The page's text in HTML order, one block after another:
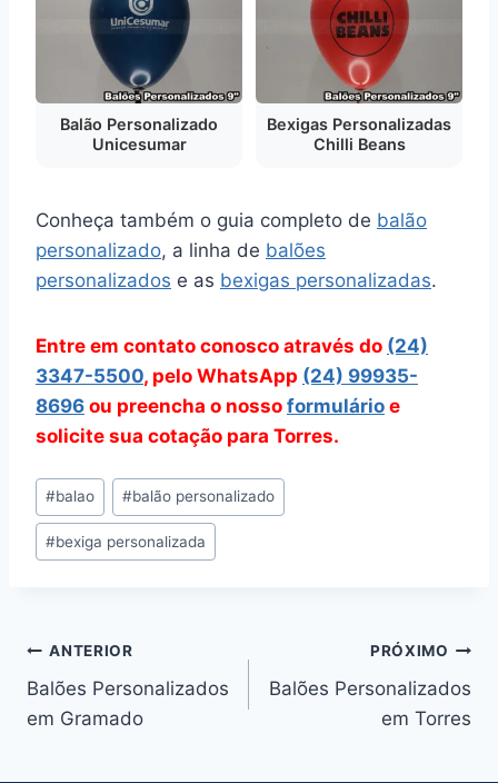
Balão Personalizado
Unicesumar
Bexigas Personalizadas
Chilli Beans
Conheça também o guia completo de balão
personalizado, a linha de balões
personalizados e as bexigas personalizadas.
Entre em contato conosco através do (24)
3347-5500, pelo WhatsApp (24) 99935-
8696 ou preencha o nosso formulário e
solicite sua cotação para Torres.
Tags
do
Post:
#balao #balão personalizado
#bexiga personalizada
Navegação
de
ANTERIOR
Balões Personalizados
em Gramado
PRÓXIMO
Balões Personalizados
em Torres